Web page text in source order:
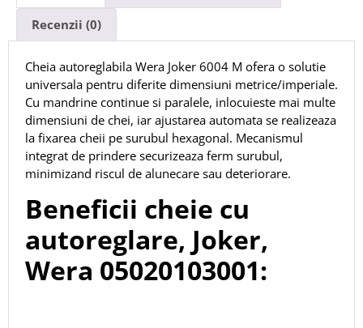
Recenzii (0)
Cheia autoreglabila Wera Joker 6004 M ofera o solutie
universala pentru diferite dimensiuni metrice/imperiale.
Cu mandrine continue si paralele, inlocuieste mai multe
dimensiuni de chei, iar ajustarea automata se realizeaza
la fixarea cheii pe surubul hexagonal. Mecanismul
integrat de prindere securizeaza ferm surubul,
minimizand riscul de alunecare sau deteriorare.
Beneficii cheie cu
autoreglare, Joker,
Wera 05020103001: